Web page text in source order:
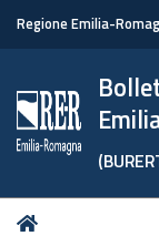
Regione Emilia-
Tu